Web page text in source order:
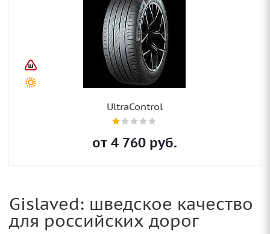
UltraControl
от 4 760руб.
Gislaved: шведское качество
для российских дорог